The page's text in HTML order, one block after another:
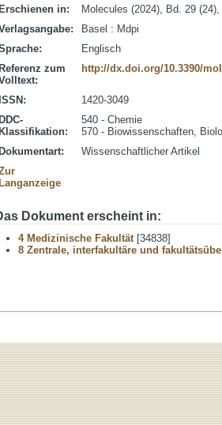
Erschienen in:
Molecules (2024), Bd. 29
Basel : Mdpi
Englisch
Referenz zum
http://dx.doi.org/10.3390/
ISSN:
1420-3049
DDC-
Klassifikation:
540 - Chemie
570 - Biowissenschaften,
Dokumentart:
Wissenschaftlicher Artikel
Langanzeige
Dokument erscheint in:
4 Medizinische Fakultät[34838]
8 Zentrale, interfakultäre und